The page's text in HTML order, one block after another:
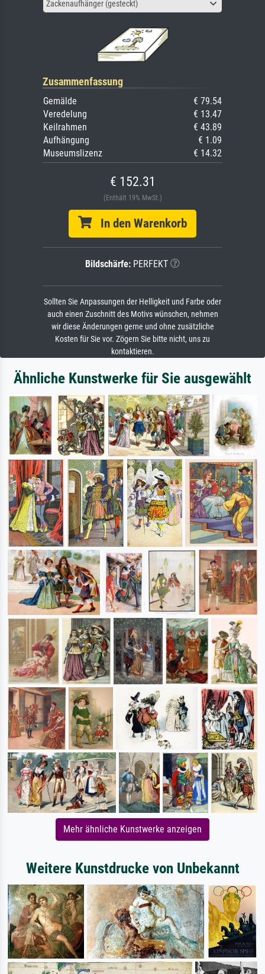
Zackenaufhänger (gesteckt)
Zusammenfassung
Gemälde
€ 79.54
Veredelung
€ 13.47
Keilrahmen
€ 43.89
Aufhängung
€ 1.09
Museumslizenz
€ 14.32
€ 152.31
(Enthält 19% MwSt.)
In den Warenkorb
Bildschärfe: PERFEKT
Sollten Sie Anpassungen der Helligkeit und Farbe oder
auch einen Zuschnitt des Motivs wünschen, nehmen
wir diese Änderungen gerne und ohne zusätzliche
Kosten für Sie vor. Zögern Sie bitte nicht, uns zu
kontaktieren.
Ähnliche Kunstwerke für Sie ausgewählt
Mehr ähnliche Kunstwerke anzeigen
Weitere Kunstdrucke von Unbekannt